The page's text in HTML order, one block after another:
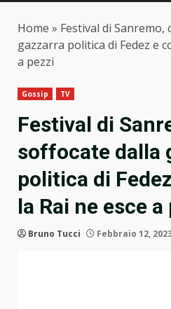
Home » Festival di
gazzarra politica di Fedez e
a pezzi
Gossip TV
Festival di
soffocate dalla
politica di
la Rai ne esce a
Bruno Tucci Febbraio 12,